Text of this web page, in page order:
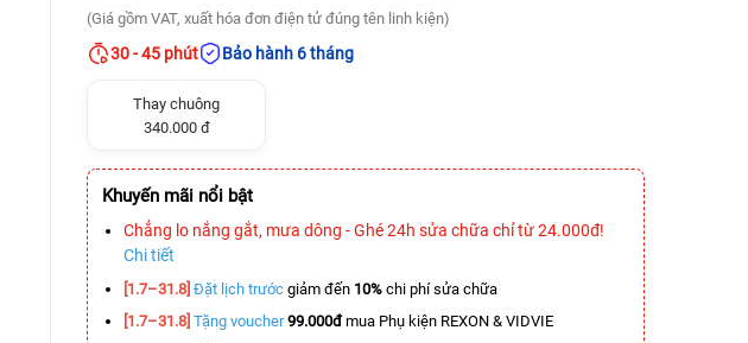
(Giá gồm VAT, xuất hóa đơn điện tử đúng tên linh kiện)
30 - 45 phút Bảo hành 6 tháng
Thay chuông
340.000 đ
Khuyến mãi nổi bật
Chẳng lo nắng gắt, mưa dông - Ghé 24h sửa chữa chỉ từ 24.000đ!
Chi tiết
[1.7–31.8] Đặt lịch trước giảm đến 10% chi phí sửa chữa
[1.7–31.8] Tặng voucher 99.000đmua Phụ kiện REXON & VIDVIE